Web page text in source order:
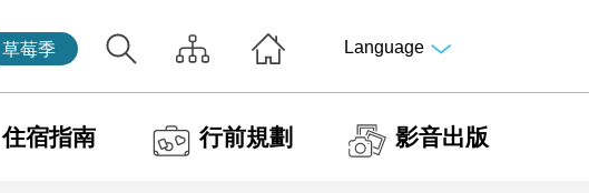
草莓季 Language
住宿指南 行前規劃 影音出版